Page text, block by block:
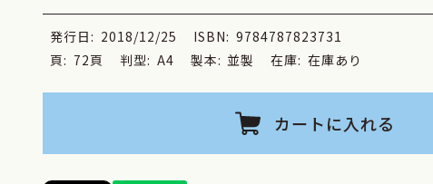
発行日: 2018/12/25 ISBN: 9784787823731
頁: 72頁 判型: A4 製本: 並製 在庫: 在庫あり
カートに入れる